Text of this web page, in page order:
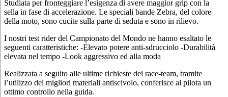
Studiata per fronteggiare l’esigenza di avere maggior grip con la
sella in fase di accelerazione. Le speciali bande Zebra, del colore
della moto, sono cucite sulla parte di seduta e sono in rilievo.
I nostri test rider del Campionato del Mondo ne hanno esaltato le
seguenti caratteristiche: -Elevato potere anti-sdrucciolo -Durabilità
elevata nel tempo -Look aggressivo ed alla moda
Realizzata a seguito alle ultime richieste dei race-team, tramite
l’utilizzo dei migliori materiali antiscivolo, conferisce al pilota un
ottimo controllo nella guida.